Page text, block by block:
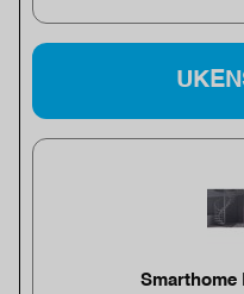
Smarthome